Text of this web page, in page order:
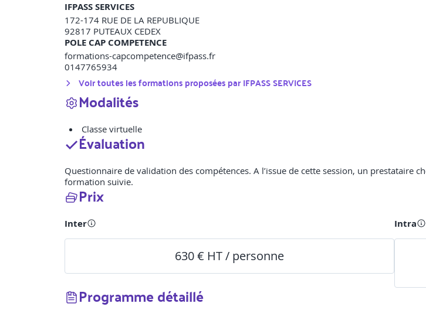
IFPASS SERVICES
172-174 RUE DE LA REPUBLIQUE
92817 PUTEAUX CEDEX
POLE CAP COMPETENCE
formations-capcompetence@ifpass.fr
0147765934
Voir toutes les formations proposées parIFPASS SERVICES
Modalités
Classe virtuelle
Évaluation
Questionnaire de validation des compétences. A l’issue de cette session, un prestataire
formation suivie.
Prix
Inter
630 € HT / personne
Intra
Programme détaillé